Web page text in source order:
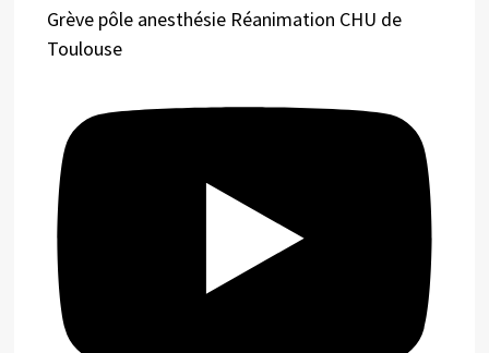
Grève pôle anesthésie Réanimation CHU de
Toulouse